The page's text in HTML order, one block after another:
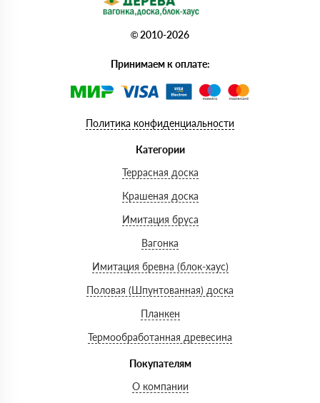
© 2010-2026
Принимаем к оплате:
Политика конфиденциальности
Категории
Террасная доска
Крашеная доска
Имитация бруса
Вагонка
Имитация бревна (блок-хаус)
Половая (Шпунтованная) доска
Планкен
Термообработанная древесина
Покупателям
О компании